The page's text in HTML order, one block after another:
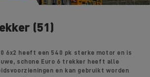
(51)
6x2 heeft een 540 pk sterke motor en is
schone Euro 6 trekker heeft alle
en kan gebruikt worden